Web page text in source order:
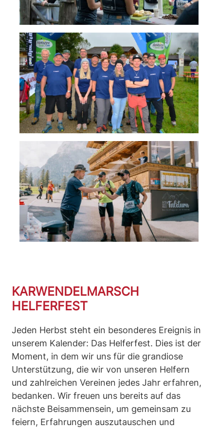
KARWENDELMARSCH
HELFERFEST
Jeden Herbst steht ein besonderes Ereignis in
unserem Kalender: Das Helferfest. Dies ist der
Moment, in dem wir uns für die grandiose
Unterstützung, die wir von unseren Helfern
und zahlreichen Vereinen jedes Jahr erfahren,
bedanken. Wir freuen uns bereits auf das
nächste Beisammensein, um gemeinsam zu
feiern, Erfahrungen auszutauschen und